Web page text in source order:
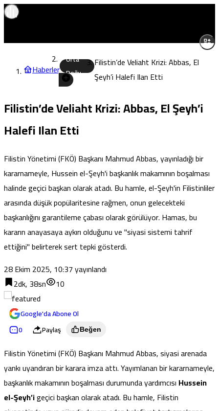
Haberler
Orta
Doğu
Filistin’de Veliaht Krizi: Abbas, El
Şeyh’i Halefi Ilan Etti
Filistin’de Veliaht Krizi: Abbas, El Şeyh’i
Halefi Ilan Etti
Filistin Yönetimi (FKÖ) Başkanı Mahmud Abbas, yayınladığı bir
kararnameyle, Hussein el-Şeyh'i başkanlık makamının boşalması
halinde geçici başkan olarak atadı. Bu hamle, el-Şeyh'in Filistinliler
arasında düşük popülaritesine rağmen, onun gelecekteki
başkanlığını garantileme çabası olarak görülüyor. Hamas, bu
kararın anayasaya aykırı olduğunu ve "siyasi sistemi tahrif
ettiğini" belirterek sert tepki gösterdi.
28 Ekim 2025, 10:37yayınlandı
2dk, 38sn
10
Google'da Abone Ol
0
Paylaş Beğen
Filistin Yönetimi (FKÖ) Başkanı Mahmud Abbas, siyasi arenada
yankı uyandıran bir karara imza attı. Yayımlanan bir kararnameyle,
başkanlık makamının boşalması durumunda yardımcısı Hussein
el-Şeyh’igeçici başkan olarak atadı. Bu hamle, Filistin